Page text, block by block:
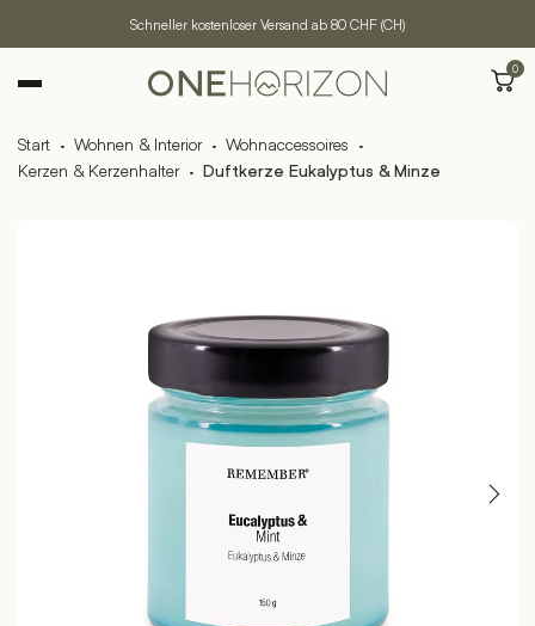
Schneller kostenloser Versand ab 80 CHF (CH)
0
Start · Wohnen & Interior · Wohnaccessoires ·
Kerzen & Kerzenhalter · Duftkerze Eukalyptus & Minze